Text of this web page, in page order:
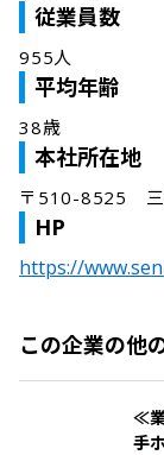
従業員数
955人
平均年齢
38歳
本社所在地
〒510-8525　
HP
https://
この企業の他
≪
手